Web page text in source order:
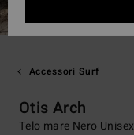
Accessori Surf
Otis Arch
Telo mare Nero Unisex